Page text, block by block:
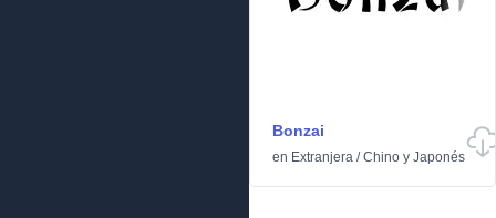
Bonzai
en Extranjera /Chino y Japonés